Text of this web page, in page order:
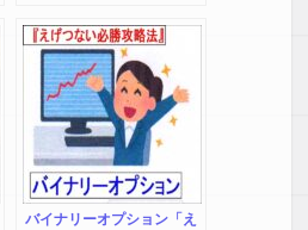
ション、日経225の全てに
対応！
バイナリーオプション「え